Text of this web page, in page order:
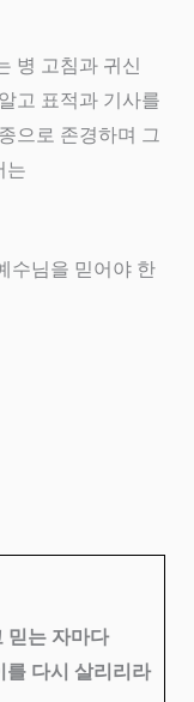
병 고침과 귀신
고 표적과 기사를
으로 존경하며 그
는
수님을 믿어야 한
믿는 자마다
를 다시 살리리라